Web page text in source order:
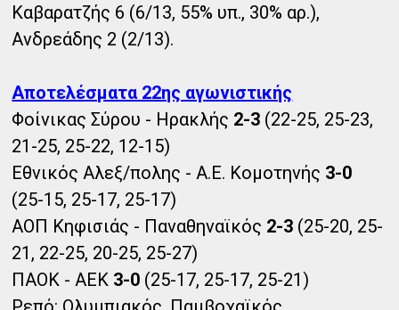
Καβαρατζής 6 (6/13, 55% υπ., 30% αρ.),
Ανδρεάδης 2 (2/13).
Αποτελέσματα 22ης αγωνιστικής
Φοίνικας Σύρου - Ηρακλής 2-3 (22-25, 25-23,
21-25, 25-22, 12-15)
Εθνικός Αλεξ/πολης - Α.Ε. Κομοτηνής 3-0
(25-15, 25-17, 25-17)
ΑΟΠ Κηφισιάς - Παναθηναϊκός 2-3 (25-20, 25-
21, 22-25, 20-25, 25-27)
ΠΑΟΚ - ΑΕΚ 3-0 (25-17, 25-17, 25-21)